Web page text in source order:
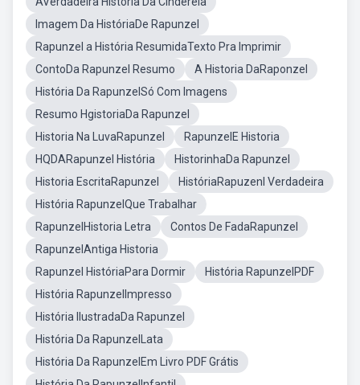
Imagem Da HistóriaDe Rapunzel
Rapunzel a História ResumidaTexto Pra Imprimir
ContoDa Rapunzel Resumo
A Historia DaRaponzel
História Da RapunzelSó Com Imagens
Resumo HgistoriaDa Rapunzel
Historia Na LuvaRapunzel
RapunzelE Historia
HQDARapunzel História
HistorinhaDa Rapunzel
Historia EscritaRapunzel
HistóriaRapuzenl Verdadeira
História RapunzelQue Trabalhar
RapunzelHistoria Letra
Contos De FadaRapunzel
RapunzelAntiga Historia
Rapunzel HistóriaPara Dormir
História RapunzelPDF
História RapunzelImpresso
História IlustradaDa Rapunzel
História Da RapunzelLata
História Da RapunzelEm Livro PDF Grátis